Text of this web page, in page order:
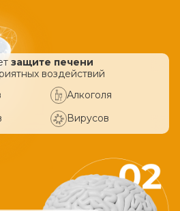
защите печени
воздействий
Алкоголя
Вирусов